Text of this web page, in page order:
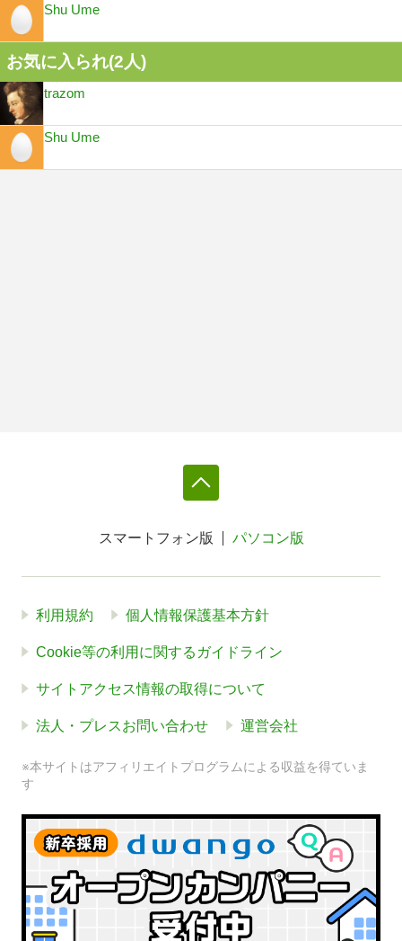
Shu Ume
お気に入られ(2人)
trazom
Shu Ume
スマートフォン版 パソコン版
利用規約 個人情報保護基本方針
Cookie等の利用に関するガイドライン
サイトアクセス情報の取得について
法人・プレスお問い合わせ 運営会社
※本サイトはアフィリエイトプログラムによる収益を得ていま
す